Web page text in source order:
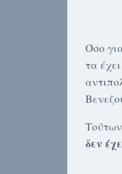
Όσο
τα
δεν